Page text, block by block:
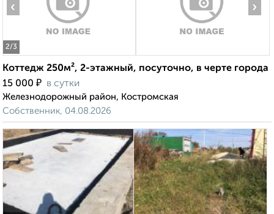
2/3
‹ ›
Коттедж 250м², 2-этажный, посуточно, в черте города
15 000 ₽ в сутки
Железнодорожный район, Костромская
Собственник, 04.08.2026